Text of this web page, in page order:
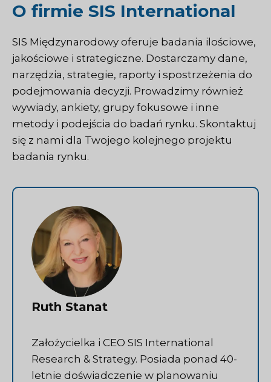
O firmie SIS International
SIS Międzynarodowy oferuje badania ilościowe,
jakościowe i strategiczne. Dostarczamy dane,
narzędzia, strategie, raporty i spostrzeżenia do
podejmowania decyzji. Prowadzimy również
wywiady, ankiety, grupy fokusowe i inne
metody i podejścia do badań rynku. Skontaktuj
się z nami dla Twojego kolejnego projektu
badania rynku.
Ruth Stanat
Założycielka i CEO SIS International
Research & Strategy. Posiada ponad 40-
letnie doświadczenie w planowaniu